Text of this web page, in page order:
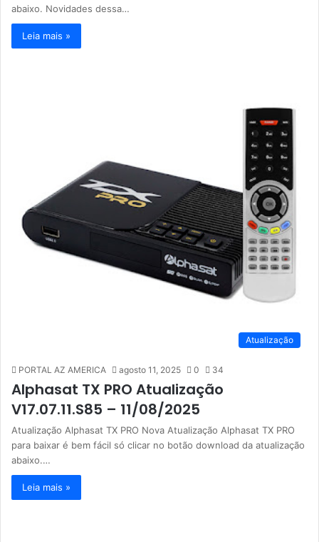
abaixo. Novidades dessa…
Leia mais »
Atualização
PORTAL AZ AMERICA agosto 11, 2025 0 34
Alphasat TX PRO Atualização
V17.07.11.S85 – 11/08/2025
Atualização Alphasat TX PRO Nova Atualização Alphasat TX PRO
para baixar é bem fácil só clicar no botão download da atualização
abaixo.…
Leia mais »